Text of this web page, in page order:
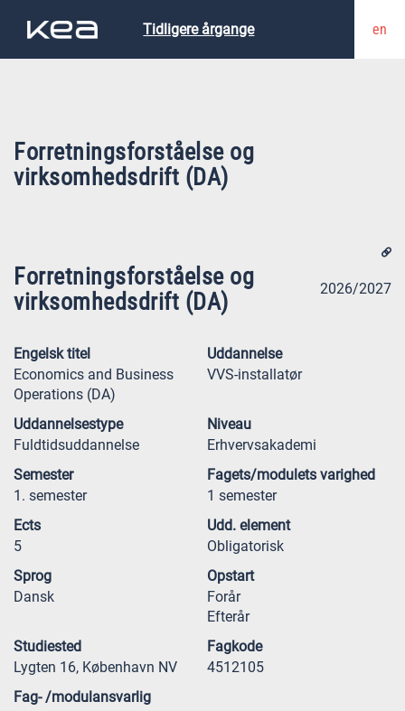
Tidligere årgange en
Forretningsforståelse og
virksomhedsdrift (DA)
Forretningsforståelse og
virksomhedsdrift (DA)
2026/2027
Engelsk titel
Economics and Business
Operations (DA)
Uddannelse
VVS-installatør
Uddannelsestype
Fuldtidsuddannelse
Niveau
Erhvervsakademi
Semester
1. semester
Fagets/modulets varighed
1 semester
Ects
5
Udd. element
Obligatorisk
Sprog
Dansk
Opstart
Forår
Efterår
Studiested
Lygten 16, København NV
Fagkode
4512105
Fag- /modulansvarlig